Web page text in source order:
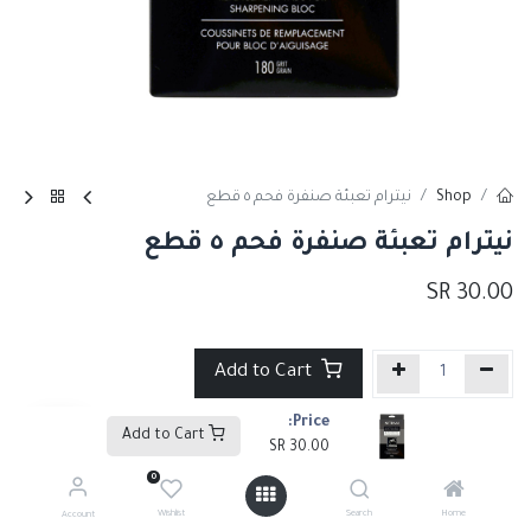
Price:
30.00
Home
Search
0
Wishlist
Account
Shop نيترام تعبئة صنفرة فحم ٥ قطع
نيترام تعبئة صنفرة فحم ٥ قطع
30.00
Add to Cart
إضافة إلى قائمة الأمنيات
أدوات الرسم